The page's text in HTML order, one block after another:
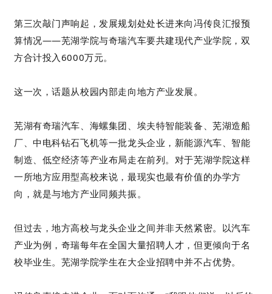
第三次敲门声响起，发展规划处处长进来向冯传良汇报预
算情况——芜湖学院与奇瑞汽车要共建现代产业学院，双
方合计投入6000万元。
这一次，话题从校园内部走向地方产业发展。
芜湖有奇瑞汽车、海螺集团、埃夫特智能装备、芜湖造船
厂、中电科钻石飞机等一批龙头企业，新能源汽车、智能
制造、低空经济等产业布局走在前列。对于芜湖学院这样
一所地方应用型高校来说，最现实也最有价值的办学方
向，就是与地方产业同频共振。
但过去，地方高校与龙头企业之间并非天然紧密。以汽车
产业为例，奇瑞每年在全国大量招聘人才，但更倾向于名
校毕业生。芜湖学院学生在大企业招聘中并不占优势。